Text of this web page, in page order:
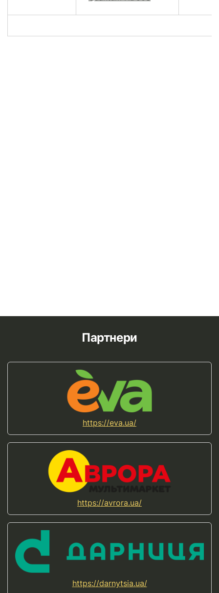
Партнери
https://eva.ua/
https://avrora.ua/
https://darnytsia.ua/